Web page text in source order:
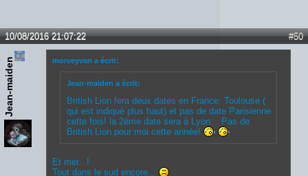
#50
10/08/2016 21:07:22
Jean-maiden morveyvan a écrit:
Jean-maiden a écrit:
British Lion fera deux dates en France: Toulouse (
qui est indiqué plus haut) et pas de date Parisienne
cette fois! la 2ème date sera à Lyon... Pas de
British Lion pour moi cette année!
Et mer.. !
Tout dans le sud encore...